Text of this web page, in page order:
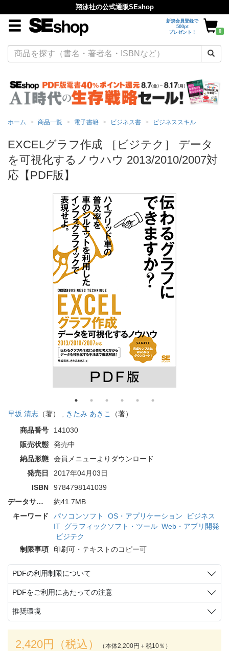
翔泳社の公式通販SEshop
新規会員登録で
500pt
プレゼント！
0
ホーム 商品一覧 電子書籍 ビジネス書 ビジネススキル
EXCELグラフ作成 ［ビジテク］ データ
を可視化するノウハウ 2013/2010/2007対
応【PDF版】
早坂 清志 （著） , きたみ あきこ
（著）
商品番号
141030
販売状態
発売中
納品形態
会員メニューよりダウンロード
発売日
2017年04月03日
ISBN
9784798141039
データサイズ
約41.7MB
キーワード
パソコンソフト OS・アプリケーション
ビジネス
IT グラフィックソフト・ツール Web・アプリ開発
ビジテク
制限事項
印刷可・テキストのコピー可
PDFの利用制限について
PDFをご利用にあたっての注意
推奨環境
2,420円（税込） （本体2,200円＋税10％）